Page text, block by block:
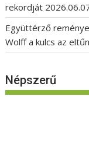
rekordját
Együttérző
Wolff a kulcs az
Népszerű